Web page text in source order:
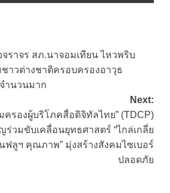
ราจร สภ.นาจอมเทียน ไหวพริบ
ชาวต่างชาติครอบครองอาวุธ
ำนวนมาก
Next:
ครองผู้บริโภคสื่อดิจิทัลไทย” (TDCP)
ร่วมขับเคลื่อนยุทธศาสตร์ “ไกล่เกลี่ย
ฟลูฯ คุณภาพ” มุ่งสร้างสังคมไซเบอร์
ปลอดภัย